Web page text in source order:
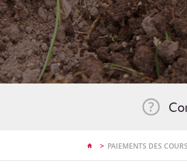
> PAIEMENTS DES COURS